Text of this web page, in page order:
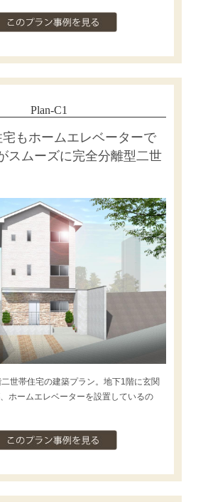
Plan-C1
もホームエレベーターで
スムーズに完全分離型二世
世帯住宅の建築プラン。地下1階に玄関
ホームエレベーターを設置しているの